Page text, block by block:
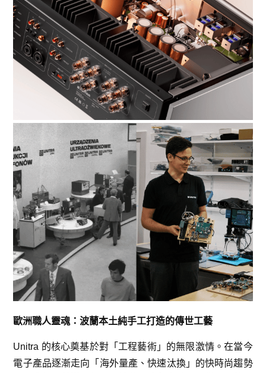
歐洲職人靈魂：波蘭本土純手工打造的傳世工藝
Unitra 的核心奠基於對「工程藝術」的無限激情。在當今
電子產品逐漸走向「海外量產、快速汰換」的快時尚趨勢